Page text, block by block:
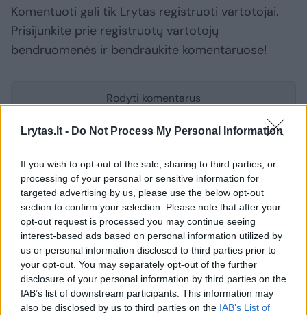
Lrytas.lt - Do Not Process My Personal Information
If you wish to opt-out of the sale, sharing to third parties, or
processing of your personal or sensitive information for
targeted advertising by us, please use the below opt-out
section to confirm your selection. Please note that after your
opt-out request is processed you may continue seeing
interest-based ads based on personal information utilized by
us or personal information disclosed to third parties prior to
your opt-out. You may separately opt-out of the further
disclosure of your personal information by third parties on the
IAB’s list of downstream participants. This information may
also be disclosed by us to third parties on the IAB’s List of
Komentuoti gali tik Lrytas registruoti vartotojai.
Prisijunkite prie registruotų vartotojų
bendruomenės ir bendraukite komentaruose!
Rodyti komentarus
Prisijungti komentatoriams